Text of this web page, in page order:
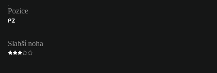
Pozice
PZ
Slabší noha